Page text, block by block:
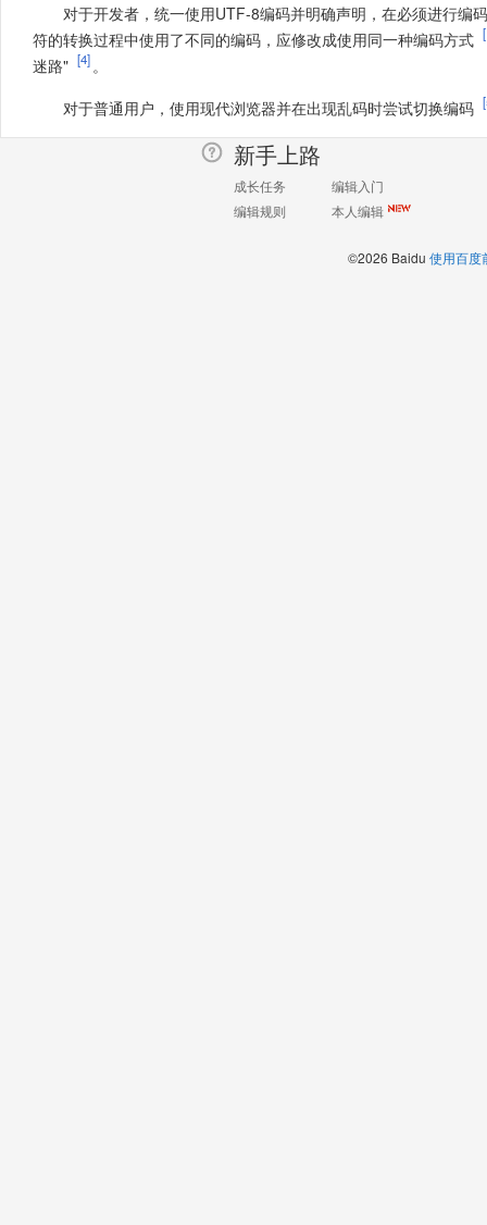
对于开发者，统一使用UTF-8编码并明确声明，在必须进行编
符的转换过程中使用了不同的编码，应修改成使用同一种编码方式
迷路" [4] 。
对于普通用户，使用现代浏览器并在出现乱码时尝试切换编码
新手上路
成长任务
编辑入门
编辑规则
本人编辑
©2026 Baidu 使用百度